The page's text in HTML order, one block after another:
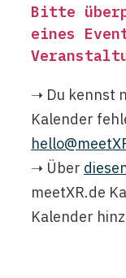
Bitte
eines
➝ Du kennst
Kalender
➝ Über
meetXR.de
Kalender